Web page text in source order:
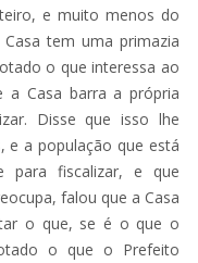
e muito menos do
tem uma primazia
o que interessa ao
a Casa barra a própria
Disse que isso lhe
e a população que está
para fiscalizar, e que
falou que a Casa
o que, se é o que o
o que o Prefeito